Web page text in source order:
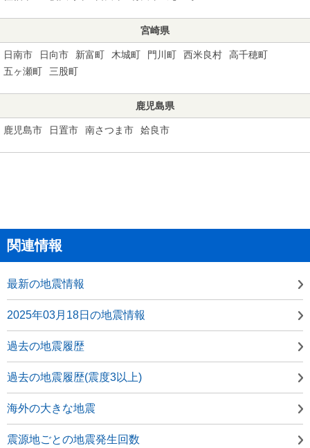
宮崎県
日南市 日向市 新富町 木城町 門川町 西米良村
高千穂町
五ヶ瀬町
三股町
鹿児島県
鹿児島市 日置市 南さつま市 姶良市
関連情報
最新の地震情報
2025年03月18日の地震情報
過去の地震履歴
過去の地震履歴(震度3以上)
海外の大きな地震
震源地ごとの地震発生回数